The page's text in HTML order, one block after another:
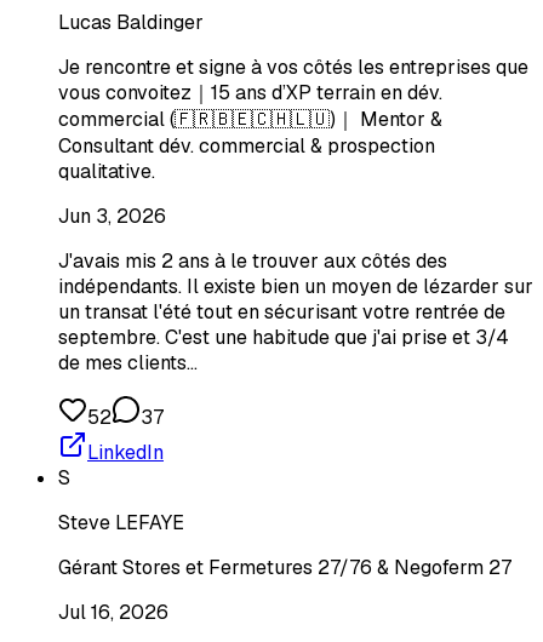
Lucas Baldinger
Je rencontre et signe à vos côtés les entreprises que
vous convoitez｜15 ans d’XP terrain en dév.
commercial (🇫🇷🇧🇪🇨🇭🇱🇺)｜ Mentor &
Consultant dév. commercial & prospection
qualitative.
Jun 3, 2026
J'avais mis 2 ans à le trouver aux côtés des
indépendants. Il existe bien un moyen de lézarder sur
un transat l'été tout en sécurisant votre rentrée de
septembre. C'est une habitude que j'ai prise et 3/4
de mes clients…
52
37
LinkedIn
S
Steve LEFAYE
Gérant Stores et Fermetures 27/76 & Negoferm 27
Jul 16, 2026